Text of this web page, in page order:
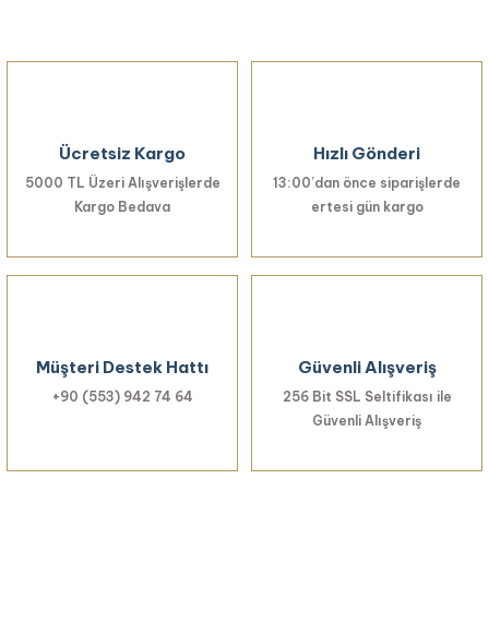
Ücretsiz Kargo
5000 TL Üzeri Alışverişlerde
Kargo Bedava
Hızlı Gönderi
13:00’dan önce siparişlerde
ertesi gün kargo
Müşteri Destek Hattı
+90 (553) 942 74 64
Güvenli Alışveriş
256 Bit SSL Seltifikası ile
Güvenli Alışveriş